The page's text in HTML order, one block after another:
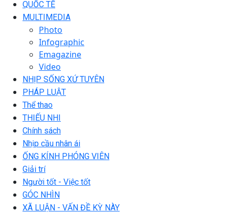
QUỐC TẾ
MULTIMEDIA
Photo
Infographic
Emagazine
Video
NHỊP SỐNG XỨ TUYÊN
PHÁP LUẬT
Thể thao
THIẾU NHI
Chính sách
Nhịp cầu nhân ái
ỐNG KÍNH PHÓNG VIÊN
Giải trí
Người tốt - Việc tốt
GÓC NHÌN
XÃ LUẬN - VẤN ĐỀ KỲ NÀY